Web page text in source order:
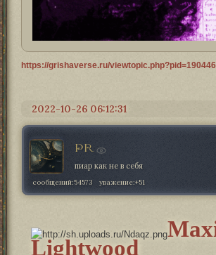
https://grishaverse.ru/
2022-10-26 06:12:31
PR
пиар как не в себя
сообщений:54573 уважение:+51
Lightwood